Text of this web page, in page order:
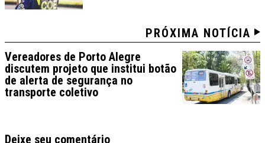
PRÓXIMA NOTÍCIA
Vereadores de Porto Alegre
discutem projeto que institui botão
de alerta de segurança no
transporte coletivo
Deixe seu comentário